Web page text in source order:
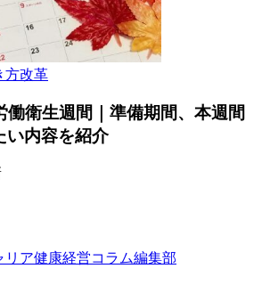
方改革
働衛生週間｜準備期間、本週間
い内容を紹介
リア健康経営コラム編集部